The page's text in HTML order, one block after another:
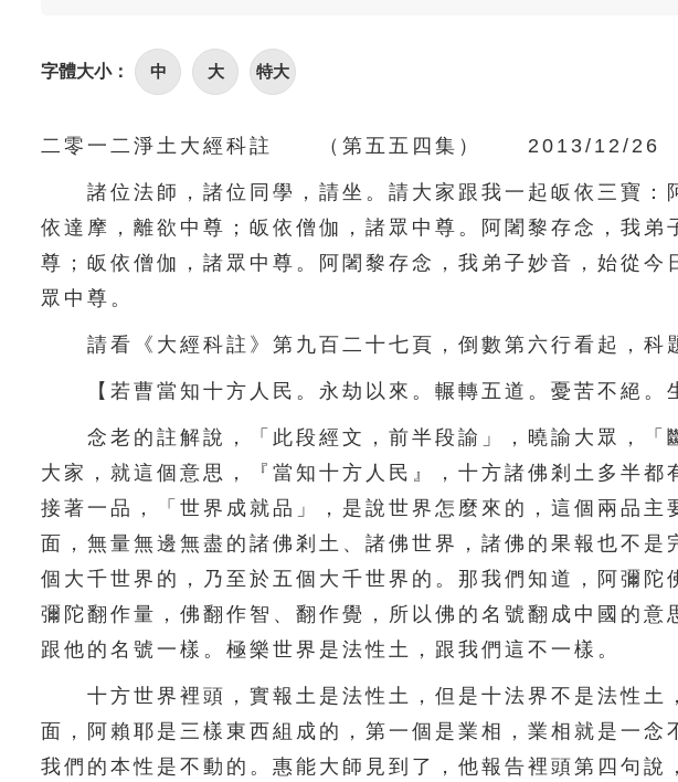
字體大小： 中 大 特大
二零一二淨土大經科註 （第五五四集） 2013/12/
諸位法師，諸位同學，請坐。請大家跟我一起皈依三寶：
依達摩，離欲中尊；皈依僧伽，諸眾中尊。阿闍黎存念，我
尊；皈依僧伽，諸眾中尊。阿闍黎存念，我弟子妙音，始從
眾中尊。
請看《大經科註》第九百二十七頁，倒數第六行看起，科
【若曹當知十方人民。永劫以來。輾轉五道。憂苦不絕。
念老的註解說，「此段經文，前半段諭」，曉諭大眾，「
大家，就這個意思，『當知十方人民』，十方諸佛剎土多半
接著一品，「世界成就品」，是說世界怎麼來的，這個兩品
面，無量無邊無盡的諸佛剎土、諸佛世界，諸佛的果報也不
個大千世界的，乃至於五個大千世界的。那我們知道，阿彌
彌陀翻作量，佛翻作智、翻作覺，所以佛的名號翻成中國的
跟他的名號一樣。極樂世界是法性土，跟我們這不一樣。
十方世界裡頭，實報土是法性土，但是十法界不是法性土
面，阿賴耶是三樣東西組成的，第一個是業相，業相就是一
我們的本性是不動的。惠能大師見到了，他報告裡頭第四句